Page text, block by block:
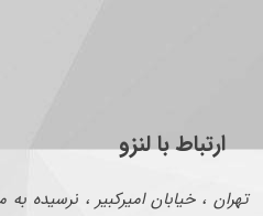
ارتباط با لنزو